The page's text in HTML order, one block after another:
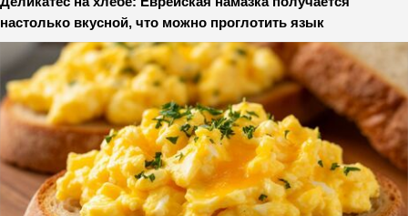
настолько вкусной, что можно проглотить язык